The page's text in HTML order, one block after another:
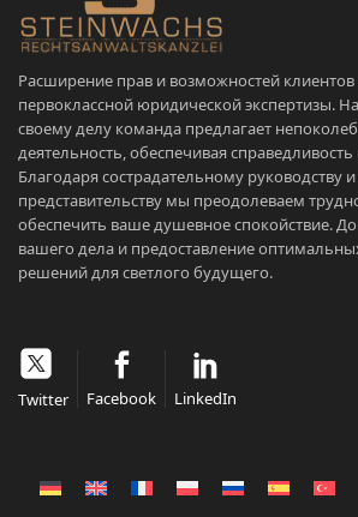
Расширение прав и возможностей
первоклассной юридической экспертизы.
своему делу команда предлагает
деятельность, обеспечивая
Благодаря сострадательному руководству
представительству мы преодолеваем
обеспечить ваше душевное спокойствие.
вашего дела и предоставление
решений для светлого будущего.
Twitter Facebook LinkedIn